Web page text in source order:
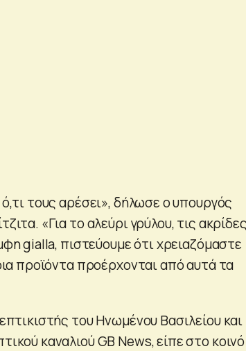
τους αρέσει», δήλωσε ο υπουργός
«Για το αλεύρι γρύλου, τις
gialla, πιστεύουμε ότι χρειαζόμαστε
προϊόντα προέρχονται από αυτά τα
του Ηνωμένου Βασιλείου και
καναλιού GB News, είπε στο